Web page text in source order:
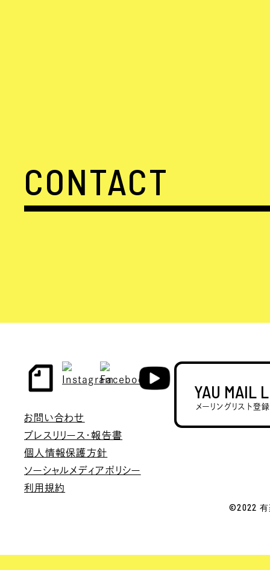
CONTACT
YAU MAIL
メーリングリスト登
お問い合わせ
プレスリリース・報告書
個人情報保護方針
ソーシャルメディアポリシー
利用規約
©2022 有